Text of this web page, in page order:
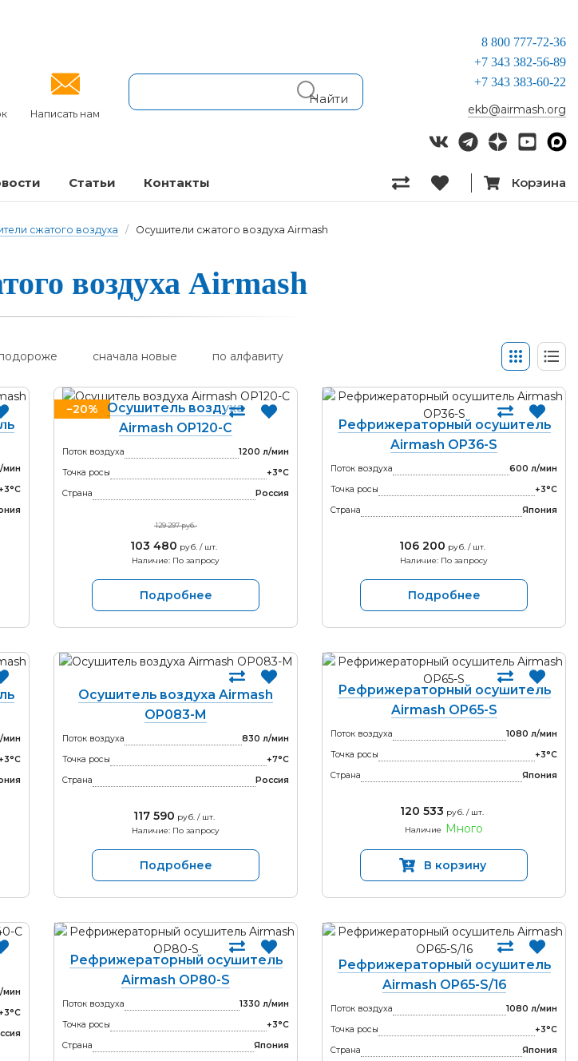
Написать нам
8 800 777-72-36
+7 343 382-56-89
+7 343 383-60-22
ekb@airmash.org
Статьи Контакты Корзина
сжатого воздуха / Осушители сжатого воздуха Airmash
воз­ду­ха Airmash
сначала новые по алфавиту
мин
−20%
Осушитель воздуха
Airmash OP120-С
Поток воздуха
1200 л/мин
Точка росы
+3°С
Страна
Россия
129 297 руб.
103 480 руб. / шт.
Наличие: По запросу
Подробнее
Рефрижераторный осушитель
Airmash OP36-S
Поток воздуха
600 л/мин
Точка росы
+3°С
Страна
Япония
106 200 руб. / шт.
Наличие: По запросу
Подробнее
мин
Осушитель воздуха Airmash
OP083-M
Поток воздуха
830 л/мин
Точка росы
+7°С
Страна
Россия
117 590 руб. / шт.
Наличие: По запросу
Подробнее
Рефрижераторный осушитель
Airmash OP65-S
Поток воздуха
1080 л/мин
Точка росы
+3°С
Страна
Япония
120 533 руб. / шт.
Наличие
Много
В корзину
мин
Рефрижераторный осушитель
Airmash OP80-S
Поток воздуха
1330 л/мин
Точка росы
+3°С
Страна
Япония
Рефрижераторный осушитель
Airmash OP65-S/16
Поток воздуха
1080 л/мин
Точка росы
+3°С
Страна
Япония